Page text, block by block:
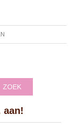
ZOEK
aan!